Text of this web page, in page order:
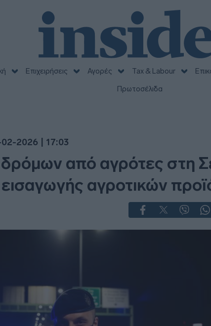
Επιχειρήσεις Αγορές Tax & Labour
Πρωτοσέλιδα
2026 | 17:03
από αγρότες στη
αγροτικών